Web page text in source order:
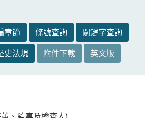
章節 條號查詢
關鍵字查詢
史法規 附件下載 英文版